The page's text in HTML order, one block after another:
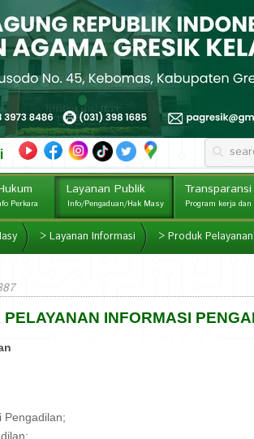
Perkara
Layanan Publik
Info/Pengaduan/Hak Masy
Transparansi
> Layanan Informasi > Produk Pelayanan
PELAYANAN INFORMASI
Pengadilan;